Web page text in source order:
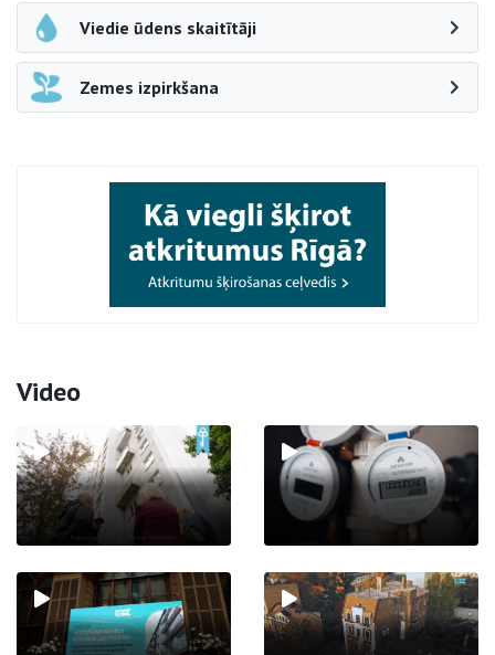
Viedie ūdens skaitītāji
Zemes izpirkšana
Video